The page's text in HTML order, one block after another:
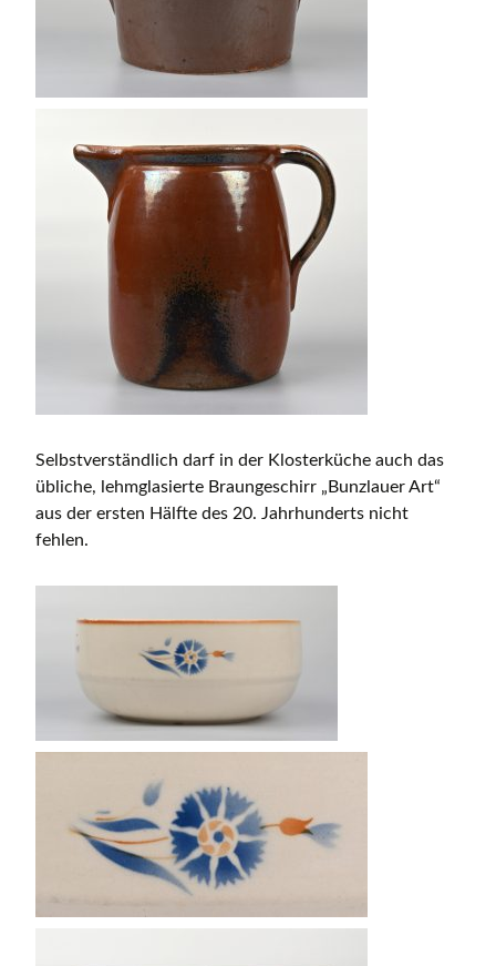
Selbstverständlich darf in der Klosterküche auch das
übliche, lehmglasierte Braungeschirr „Bunzlauer Art“
aus der ersten Hälfte des 20. Jahrhunderts nicht
fehlen.